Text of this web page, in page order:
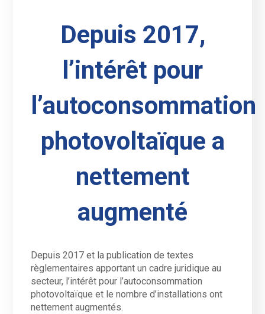
Depuis 2017,
l’intérêt pour
l’autoconsommation
photovoltaïque a
nettement
augmenté
Depuis 2017 et la publication de textes
règlementaires apportant un cadre juridique au
secteur, l’intérêt pour l’autoconsommation
photovoltaïque et le nombre d’installations ont
nettement augmentés.